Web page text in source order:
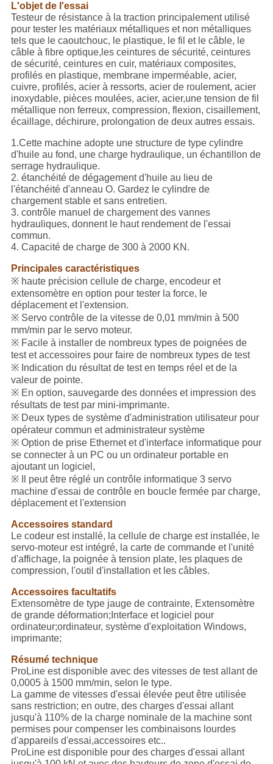
L'objet de l'essai
Testeur de résistance à la traction principalement utilisé
pour tester les matériaux métalliques et non métalliques
tels que le caoutchouc, le plastique, le fil et le câble, le
câble à fibre optique,les ceintures de sécurité, ceintures
de sécurité, ceintures en cuir, matériaux composites,
profilés en plastique, membrane imperméable, acier,
cuivre, profilés, acier à ressorts, acier de roulement, acier
inoxydable, pièces moulées, acier, acier,une tension de fil
métallique non ferreux, compression, flexion, cisaillement,
écaillage, déchirure, prolongation de deux autres essais.
1.Cette machine adopte une structure de type cylindre
d'huile au fond, une charge hydraulique, un échantillon de
serrage hydraulique.
2. étanchéité de dégagement d'huile au lieu de
l'étanchéité d'anneau O. Gardez le cylindre de
chargement stable et sans entretien.
3. contrôle manuel de chargement des vannes
hydrauliques, donnent le haut rendement de l'essai
commun.
4. Capacité de charge de 300 à 2000 KN.
Principales caractéristiques
※ haute précision cellule de charge, encodeur et
extensomètre en option pour tester la force, le
déplacement et l'extension.
※ Servo contrôle de la vitesse de 0,01 mm/min à 500
mm/min par le servo moteur.
※ Facile à installer de nombreux types de poignées de
test et accessoires pour faire de nombreux types de test
※ Indication du résultat de test en temps réel et de la
valeur de pointe.
※ En option, sauvegarde des données et impression des
résultats de test par mini-imprimante.
※ Deux types de système d'administration utilisateur pour
opérateur commun et administrateur système
※ Option de prise Ethernet et d'interface informatique pour
se connecter à un PC ou un ordinateur portable en
ajoutant un logiciel,
※ Il peut être réglé un contrôle informatique 3 servo
machine d'essai de contrôle en boucle fermée par charge,
déplacement et l'extension
Accessoires standard
Le codeur est installé, la cellule de charge est installée, le
servo-moteur est intégré, la carte de commande et l'unité
d'affichage, la poignée à tension plate, les plaques de
compression, l'outil d'installation et les câbles.
Accessoires facultatifs
Extensomètre de type jauge de contrainte, Extensomètre
de grande déformation;Interface et logiciel pour
ordinateur;ordinateur, système d'exploitation Windows,
imprimante;
Résumé technique
ProLine est disponible avec des vitesses de test allant de
0,0005 à 1500 mm/min, selon le type.
La gamme de vitesses d'essai élevée peut être utilisée
sans restriction; en outre, des charges d'essai allant
jusqu'à 110% de la charge nominale de la machine sont
permises pour compenser les combinaisons lourdes
d'appareils d'essai,accessoires etc..
ProLine est disponible pour des charges d'essai allant